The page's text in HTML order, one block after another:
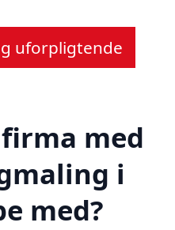
uforpligtende
med
i
med?